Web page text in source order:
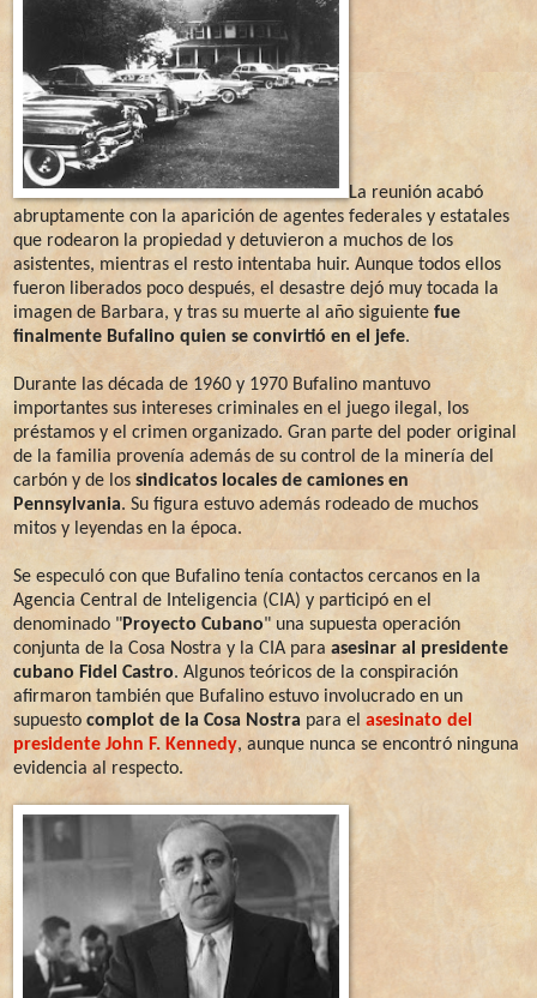
La reunión acabó
abruptamente con la aparición de agentes federales y estatales
que rodearon la propiedad y detuvieron a muchos de los
asistentes, mientras el resto intentaba huir. Aunque todos ellos
fueron liberados poco después, el desastre dejó muy tocada la
imagen de Barbara, y tras su muerte al año siguiente fue
finalmente Bufalino quien se convirtió en el jefe.
Durante las década de 1960 y 1970 Bufalino mantuvo
importantes sus intereses criminales en el juego ilegal, los
préstamos y el crimen organizado. Gran parte del poder original
de la familia provenía además de su control de la minería del
carbón y de los sindicatos locales de camiones en
Pennsylvania. Su figura estuvo además rodeado de muchos
mitos y leyendas en la época.
Se especuló con que Bufalino tenía contactos cercanos en la
Agencia Central de Inteligencia (CIA) y participó en el
denominado "Proyecto Cubano" una supuesta operación
conjunta de la Cosa Nostra y la CIA para asesinar al presidente
cubano Fidel Castro. Algunos teóricos de la conspiración
afirmaron también que Bufalino estuvo involucrado en un
supuesto complot de la Cosa Nostra para el asesinato del
presidente John F. Kennedy, aunque nunca se encontró ninguna
evidencia al respecto.